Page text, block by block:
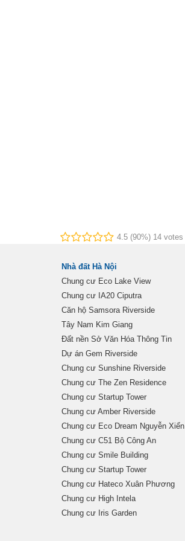
4.5 (90%) 14 votes
Nhà đất Hà Nội
Chung cư Eco Lake View
Chung cư IA20 Ciputra
Căn hộ Samsora Riverside
Tây Nam Kim Giang
Đất nền Sở Văn Hóa Thông Tin
Dự án Gem Riverside
Chung cư Sunshine Riverside
Chung cư The Zen Residence
Chung cư Startup Tower
Chung cư Amber Riverside
Chung cư Eco Dream Nguyễn Xiển
Chung cư C51 Bộ Công An
Chung cư Smile Building
Chung cư Startup Tower
Chung cư Hateco Xuân Phương
Chung cư High Intela
Chung cư Iris Garden